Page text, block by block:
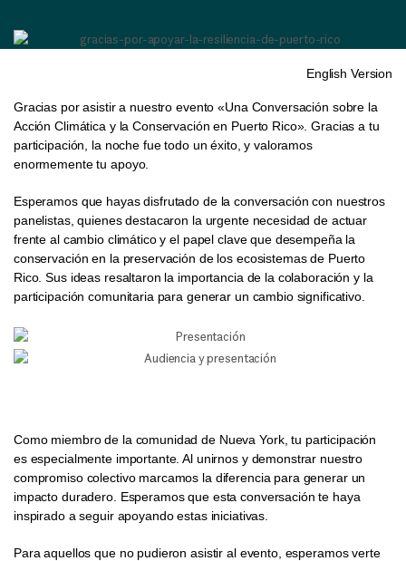
English Version
Gracias por asistir a nuestro evento «Una Conversación sobre la
Acción Climática y la Conservación en Puerto Rico». Gracias a tu
participación, la noche fue todo un éxito, y valoramos
enormemente tu apoyo.
Esperamos que hayas disfrutado de la conversación con nuestros
panelistas, quienes destacaron la urgente necesidad de actuar
frente al cambio climático y el papel clave que desempeña la
conservación en la preservación de los ecosistemas de Puerto
Rico. Sus ideas resaltaron la importancia de la colaboración y la
participación comunitaria para generar un cambio significativo.
Como miembro de la comunidad de Nueva York, tu participación
es especialmente importante. Al unirnos y demonstrar nuestro
compromiso colectivo marcamos la diferencia para generar un
impacto duradero. Esperamos que esta conversación te haya
inspirado a seguir apoyando estas iniciativas.
Para aquellos que no pudieron asistir al evento, esperamos verte